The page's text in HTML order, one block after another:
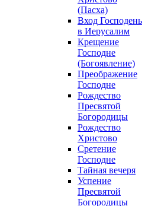
(Пасха)
Вход Господень
в Иерусалим
Крещение
Господне
(Богоявление)
Преображение
Господне
Рождество
Пресвятой
Богородицы
Рождество
Христово
Сретение
Господне
Тайная вечеря
Успение
Пресвятой
Богородицы